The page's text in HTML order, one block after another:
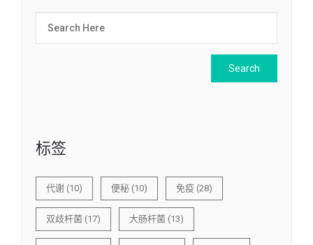
标签
代谢 (10) 便秘 (10) 免疫 (28)
双歧杆菌 (17) 大肠杆菌 (13)